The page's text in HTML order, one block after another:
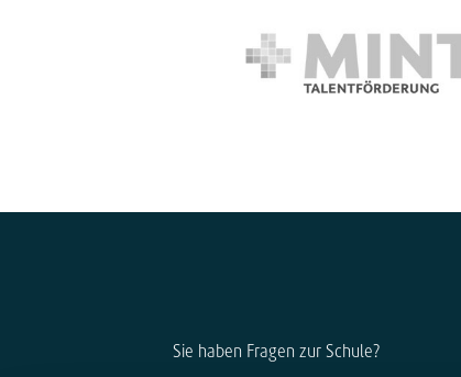
Sie haben Fragen zur Schule?